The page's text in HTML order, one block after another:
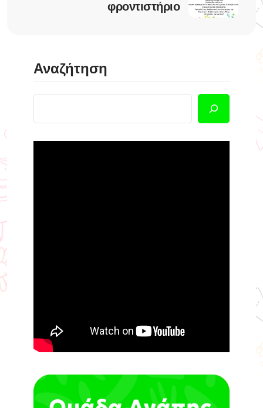
φροντιστήριο
Αναζήτηση